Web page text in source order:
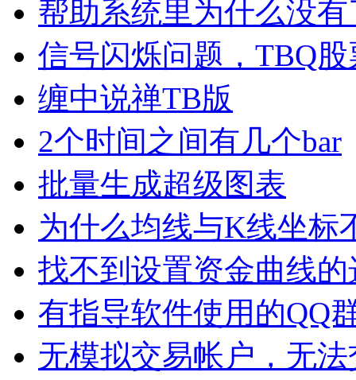
帮助系统里为什么没
信号闪烁问题，TBQ
缠中说禅TB版
2个时间之间有几个bar
批量生成超级图表
为什么均线与K线坐标
找不到设置资金曲线
有指导软件使用的QQ
无模拟交易帐户，无